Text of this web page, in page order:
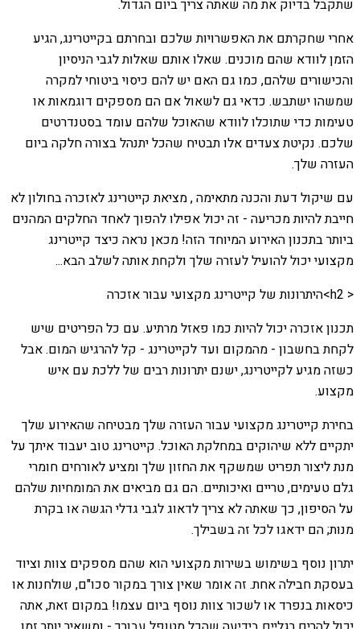
שתקבל בדיוק את מה שאתה צריך ביום הגדול.
אחרי שחקרתם את האפשרויות שלכם ובחרתם בקייטרינג, הגיע
הזמן לוודא שהם מוכנים. שאלו אותם שאלות לגבי הניסיון
והכישורים שלהם, כמו גם האם יש להם כיסוי ביטוחי למקרה
שמשהו ישתבש. כדאי גם לשאול אם הם מספקים דוגמאות או
טעימות כדי שתוכלו לוודא שהאוכל שלהם עומד בסטנדרטים
שלכם. נקיטת צעדים אלו תבטיח שהכל יתנהל בצורה חלקה ביום
העזרה שלך.
עם שיקול דעת והכנה מתאימה , מציאת קייטרינג לאזכרה בחולון לא
חייבת להיות מכריעה - זה יכול אפילו להפוך לאחד החלקים המהנים
ביותר בתכנון האירוע המיוחד הזה! מכאן נראה כיצד קייטרינג
מקצועי יכול להועיל לעזרה שלך ולקחת אותה לשלב הבא...
< h2>היתרונות של קייטרינג מקצועי עבור אזכרה
תכנון אזכרה יכול להיות כמו פאזל מרתיע. עם כל הפריטים שיש
לקחת בחשבון - מהמקום ועד לקייטרינג - קל להרגיש המום. אבל
כשזה מגיע לקייטרינג, ישנם יתרונות רבים של ללכת עם איש
מקצוע.
בחירת קייטרינג מקצועי עבור העזרה שלך מבטיחה שהאירוע שלך
יתקיים ללא שיהוקים במחלקת האוכל. קייטרינג טוב יעבוד איתך על
מנת ליצור תפריט שמשקף את החזון שלך ומציע לאורחים חומרי
גלם טעימים, טריים ואיכותיים. הם גם מביאים את המומחיות שלהם
על הסיפון, כך שאתה לא צריך לדאוג לגבי גדלי הגשה או בקרת
מנות; הם ידאגו לכל זה בשבילך.
יתרון נוסף בשימוש בשירות מקצועי הוא שהם מספקים צוות וציוד
בעסקת חבילה אחת. זה אומר שאין צורך במקור סכו"ם, שולחנות או
כיסאות בנפרד או לשכור צוות נוסף ביום עצמו! במקום זאת, אתה